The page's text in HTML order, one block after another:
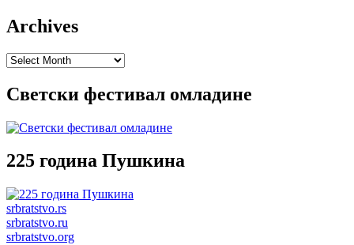
Archives
Archives
Светски фестивал омладине
225 година Пушкина
srbratstvo.rs
srbratstvo.ru
srbratstvo.org